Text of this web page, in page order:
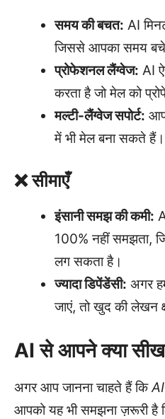
समय की बचत: AI
जिससे आपका समय
प्रोफेशनल लैंग्वेज: AI
करता है जो मेल को
मल्टी-लैंग्वेज सपोर्ट: आप
में भी मेल बना सकते हैं।
❌ सीमाएँ
इंसानी समझ की कमी:
100% नहीं समझता,
लग सकता है।
ज्यादा डिपेंडेंसी: अगर
जाएं, तो खुद की लेखन
AI से आपने क्या
अगर आप जानना चाहते हैं कि
आपको यह भी समझना ज़रूरी है